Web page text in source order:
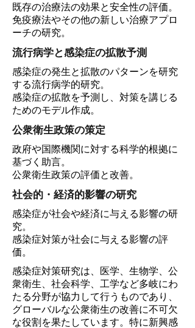
既存の治療法の効果と安全性の評価。
免疫療法やその他の新しい治療アプロ
ーチの研究。
流行病学と感染症の拡散予測
感染症の発生と拡散のパターンを研究
する流行病学的研究。
感染症の拡散を予測し、対策を講じる
ためのモデル作成。
公衆衛生政策の策定
政府や国際機関に対する科学的根拠に
基づく助言。
公衆衛生政策の評価と改善。
社会的・経済的影響の研究
感染症が社会や経済に与える影響の研
究。
感染症対策が社会に与える影響の評
価。
感染症対策研究は、医学、生物学、公
衆衛生、社会科学、工学など多岐にわ
たる分野が協力して行うものであり、
グローバルな公衆衛生の改善に不可欠
な役割を果たしています。特に新興感